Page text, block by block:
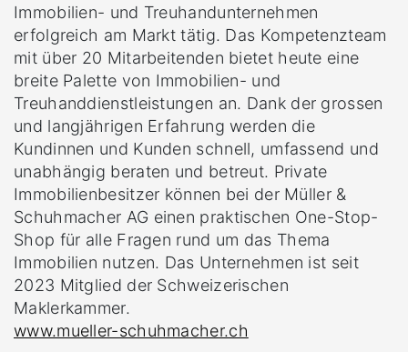
Immobilien- und Treuhandunternehmen
erfolgreich am Markt tätig. Das Kompetenzteam
mit über 20 Mitarbeitenden bietet heute eine
breite Palette von Immobilien- und
Treuhanddienstleistungen an. Dank der grossen
und langjährigen Erfahrung werden die
Kundinnen und Kunden schnell, umfassend und
unabhängig beraten und betreut. Private
Immobilienbesitzer können bei der Müller &
Schuhmacher AG einen praktischen One-Stop-
Shop für alle Fragen rund um das Thema
Immobilien nutzen. Das Unternehmen ist seit
2023 Mitglied der Schweizerischen
Maklerkammer.
www.mueller-schuhmacher.ch